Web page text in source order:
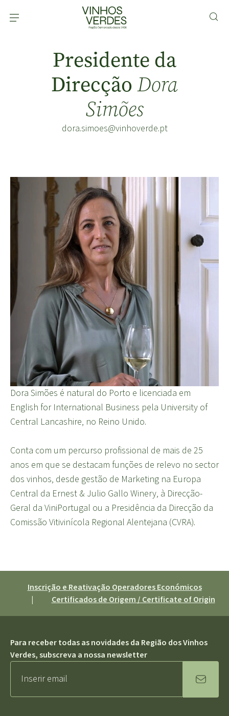
Presidente da
DirecçãoDora
Simões
dora.simoes@vinhoverde.pt
Dora Simões é natural do Porto e licenciada em
English for International Business pela University of
Central Lancashire, no Reino Unido.
Conta com um percurso profissional de mais de 25
anos em que se destacam funções de relevo no sector
dos vinhos, desde gestão de Marketing na Europa
Central da Ernest & Julio Gallo Winery, à Direcção-
Geral da ViniPortugal ou a Presidência da Direcção da
Comissão Vitivinícola Regional Alentejana (CVRA).
Inscrição e Reativação Operadores Económicos
|
Certificados de Origem / Certificate of Origin
Para receber todas as novidades da Região dos Vinhos
Verdes, subscreva a nossa newsletter